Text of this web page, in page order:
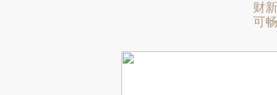
财
可